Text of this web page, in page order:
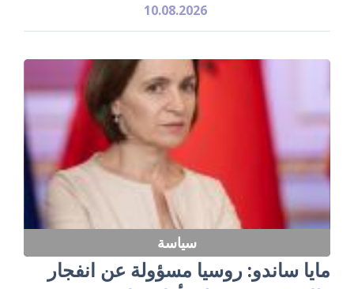
10.08.2026
سياسة
مايا ساندو: روسيا مسؤولة عن انفجار